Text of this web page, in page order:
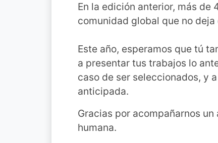
En la edición anterior, más de
comunidad global que no deja
Este año, esperamos que tú
a presentar tus trabajos lo
caso de ser seleccionados, y
anticipada.
Gracias por acompañarnos
humana.